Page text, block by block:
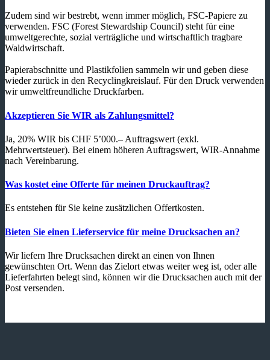
Zudem sind wir bestrebt, wenn immer möglich, FSC-Papiere zu
verwenden. FSC (Forest Stewardship Council) steht für eine
umweltgerechte, sozial verträgliche und wirtschaftlich tragbare
Waldwirtschaft.
Papierabschnitte und Plastikfolien sammeln wir und geben diese
wieder zurück in den Recyclingkreislauf. Für den Druck verwenden
wir umweltfreundliche Druckfarben.
Akzeptieren Sie WIR als Zahlungsmittel?
Ja, 20% WIR bis CHF 5’000.– Auftragswert (exkl.
Mehrwertsteuer). Bei einem höheren Auftragswert, WIR-Annahme
nach Vereinbarung.
Was kostet eine Offerte für meinen Druckauftrag?
Es entstehen für Sie keine zusätzlichen Offertkosten.
Bieten Sie einen Lieferservice für meine Drucksachen an?
Wir liefern Ihre Drucksachen direkt an einen von Ihnen
gewünschten Ort. Wenn das Zielort etwas weiter weg ist, oder alle
Lieferfahrten belegt sind, können wir die Drucksachen auch mit der
Post versenden.